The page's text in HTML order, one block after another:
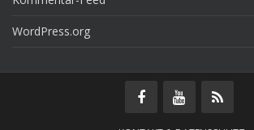
WordPress.org